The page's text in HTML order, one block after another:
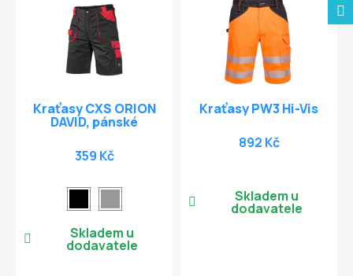
Kraťasy CXS ORION
DAVID, pánské
359 Kč
Skladem u
dodavatele
Kraťasy PW3 Hi-Vis
892 Kč
Skladem u
dodavatele